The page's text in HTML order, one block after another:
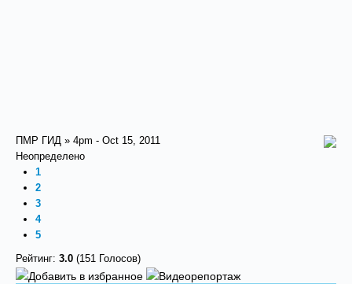
ПМР ГИД » 4pm - Oct 15, 2011
Неопределено
1
2
3
4
5
Рейтинг: 3.0 (151 Голосов)